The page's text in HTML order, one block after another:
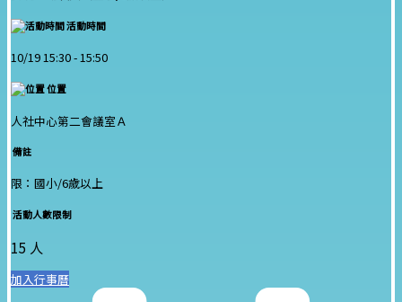
活動時間
10/19 15:30 -15:50
位置
人社中心第二會議室Ａ
備註
限：國小/6歲以上
活動人數限制
15 人
加入行事曆